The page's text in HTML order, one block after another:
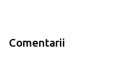
Comentarii